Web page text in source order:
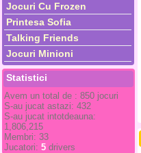
Jocuri Cu Frozen
Printesa Sofia
Talking Friends
Jocuri Minioni
Statistici
Avem un total de : 850 jocuri
S-au jucat astazi: 432
S-au jucat intotdeauna:
1,806,215
Membri: 33
Jucatori: 5 drivers